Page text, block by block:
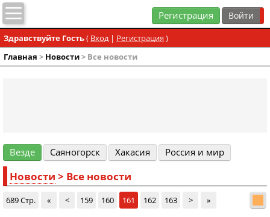
Регистрация
Здравствуйте Гость( Вход| Регистрация )
Главная > Новости> Все новости
Везде Cаяногорск Хакасия Россия и мир
Новости > Все новости
689 Стр. « < 159 160 161 162 163 > »